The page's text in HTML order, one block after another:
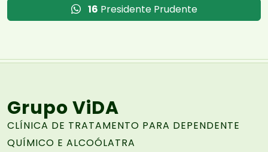
16 Presidente Prudente
Grupo ViDA
CLÍNICA DE TRATAMENTO PARA DEPENDENTE
QUÍMICO E ALCOÓLATRA